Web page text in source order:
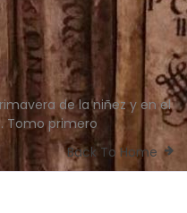
de la niñez y en el
Tomo primero
Back To Home